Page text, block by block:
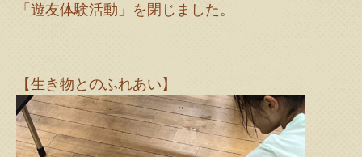
「遊友体験活動」を閉じました。
【生き物とのふれあい】